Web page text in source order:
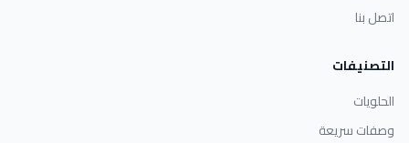
اتصل بنا
التصنيفات
الحلويات
وصفات سريعة